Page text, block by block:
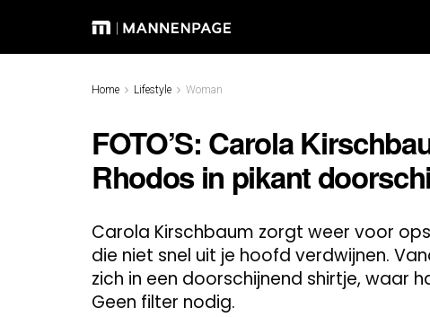
Home Lifestyle Woman
FOTO’S: Carola
Rhodos in pikant
Carola Kirschbaum zorgt weer voor
die niet snel uit je hoofd verdwijnen.
zich in een doorschijnend shirtje, waar
Geen filter nodig.